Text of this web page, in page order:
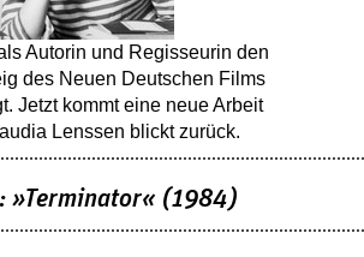
Autorin und Regisseurin den
des Neuen Deutschen Films
Jetzt kommt eine neue Arbeit
Lenssen blickt zurück.
»Terminator« (1984)